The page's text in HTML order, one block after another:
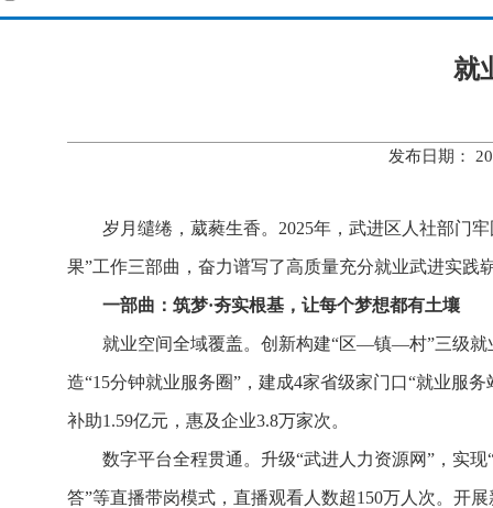
就
发布日期：
岁月缱绻，葳蕤生香。2025年，武进区人社部门
果”工作三部曲，奋力谱写了高质量充分就业武进实践
一部曲：筑梦·夯实根基，让每个梦想都有土壤
就业空间全域覆盖。创新构建“区—镇—村”三级就
造“15分钟就业服务圈”，建成4家省级家门口“就业服
补助1.59亿元，惠及企业3.8万家次。
数字平台全程贯通。升级“武进人力资源网”，实
答”等直播带岗模式，直播观看人数超150万人次。开